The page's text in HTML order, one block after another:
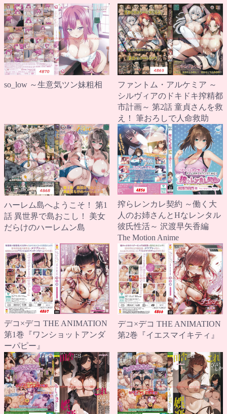
so_low ～生意気ツン妹粗相
ファントム・アルケミア ～
シルヴィアのドキドキ搾精都
市計画～ 第2話 童貞さんを救
え！ 筆おろしで人命救助
ハーレム島へようこそ！ 第1
話 異世界で島おこし！ 美女
だらけのハーレムン島
搾らレンカレ契約 ～働く大
人のお姉さんとHなレンタル
彼氏性活～ 沢渡早矢香編
The Motion Anime
デコ×デコ THE ANIMATION
第1巻『ワンショットアンダ
ーパピー』
デコ×デコ THE ANIMATION
第2巻『イエスマイキティ』